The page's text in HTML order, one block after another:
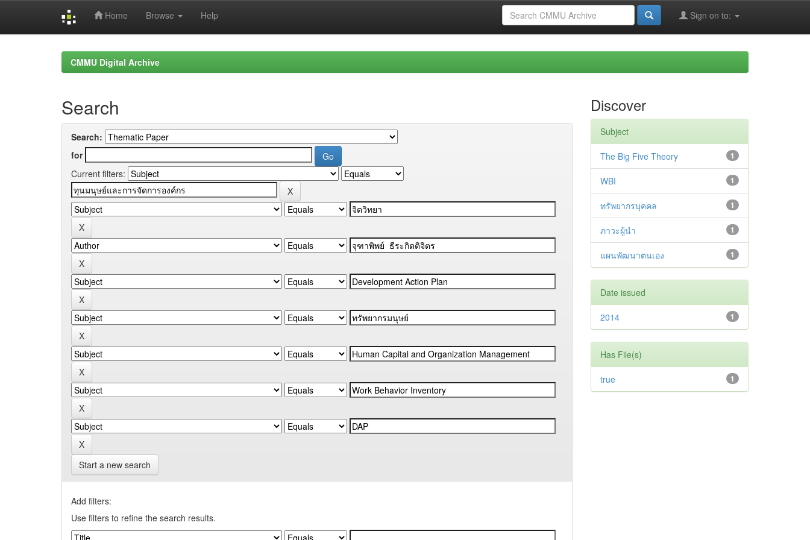
Home Browse Help Sign on to:
CMMU Digital Archive
Search
Search:
for
Current filters:
Start a new search
Add filters:
Use filters to refine the search results.
Discover
Subject
1
The Big Five Theory
1
WBI
1
ทรัพยากรบุคคล
1
ภาวะผู้นำ
1
แผนพัฒนาตนเอง
Date issued
1
2014
Has File(s)
1
true